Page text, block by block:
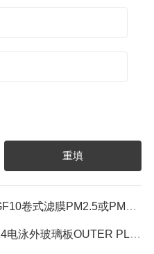
滤膜PM2.5或PM10纸带10370392
璃板OUTER PLATE 20cm 165-1824